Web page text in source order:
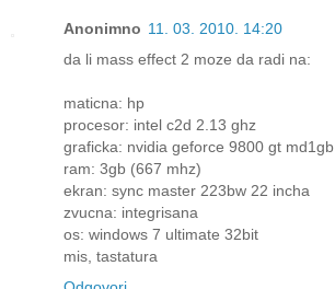
Anonimno 11. 03. 2010. 14:20
da li mass effect 2 moze da radi na:
maticna: hp
procesor: intel c2d 2.13 ghz
graficka: nvidia geforce 9800 gt md1gb
ram: 3gb (667 mhz)
ekran: sync master 223bw 22 incha
zvucna: integrisana
os: windows 7 ultimate 32bit
mis, tastatura